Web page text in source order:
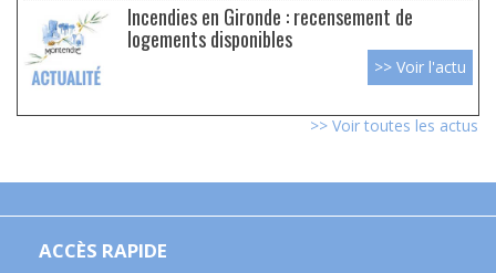
Incendies en Gironde : recensement de
logements disponibles
>> Voir l'actu
>> Voir toutes les actus
ACCÈS RAPIDE